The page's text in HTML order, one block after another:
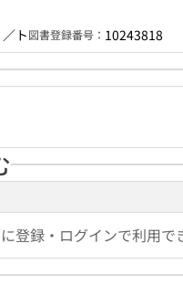
ト図書登録番号： 10243818
登録・ログインで利用で